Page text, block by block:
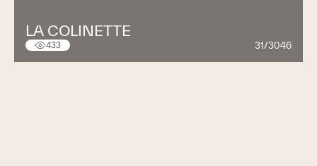
LA COLINETTE
433 31/3046